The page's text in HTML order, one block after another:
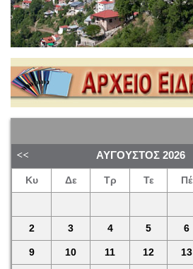
ΑΎΓΟΥΣΤΟΣ 2026
Κυ Δε Τρ Τε Πέ
2 3 4 5 6
9 10 11 12 13